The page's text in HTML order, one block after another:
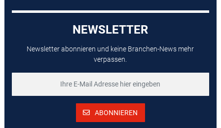
NEWSLETTER
Newsletter abonnieren und keine Branchen-News mehr
verpassen.
ABONNIEREN